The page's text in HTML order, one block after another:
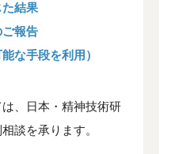
結果
報告
な手段を利用）
、日本・精神技術研
談を承ります。